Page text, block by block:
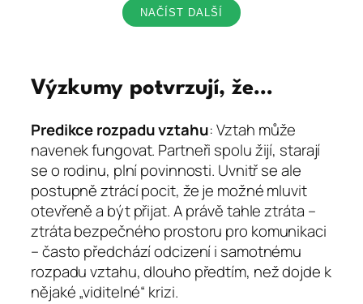
NAČÍST DALŠÍ
Výzkumy potvrzují, že…
Predikce rozpadu vztahu: Vztah může
navenek fungovat. Partneři spolu žijí, starají
se o rodinu, plní povinnosti. Uvnitř se ale
postupně ztrácí pocit, že je možné mluvit
otevřeně a být přijat. A právě tahle ztráta –
ztráta bezpečného prostoru pro komunikaci
– často předchází odcizení i samotnému
rozpadu vztahu, dlouho předtím, než dojde k
nějaké „viditelné“ krizi.